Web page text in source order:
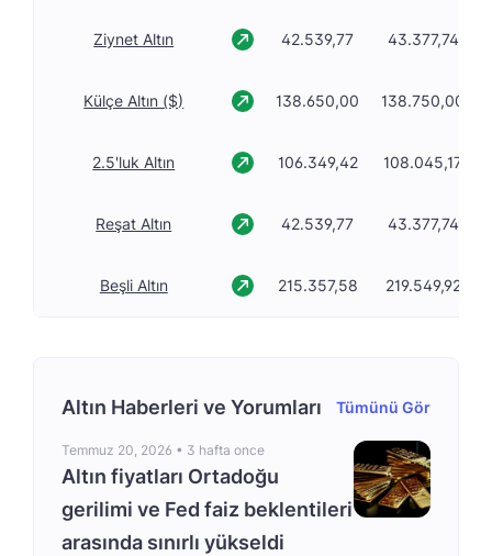
Ziynet Altın 42.539,77 43.377,74
Külçe Altın ($) 138.650,00 138.750,00
2.5'luk Altın 106.349,42 108.045,17
Reşat Altın 42.539,77 43.377,74
Beşli Altın 215.357,58 219.549,92
Altın Haberleri ve Yorumları Tümünü Gör
Temmuz 20, 2026 • 3 hafta once
Altın fiyatları Ortadoğu
gerilimi ve Fed faiz beklentileri
arasında sınırlı yükseldi